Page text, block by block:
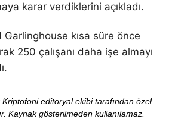
karar verdiklerini açıkladı.
Garlinghouse kısa süre önce
250 çalışanı daha işe almayı
editoryal ekibi tarafından özel
Kaynak gösterilmeden kullanılamaz.